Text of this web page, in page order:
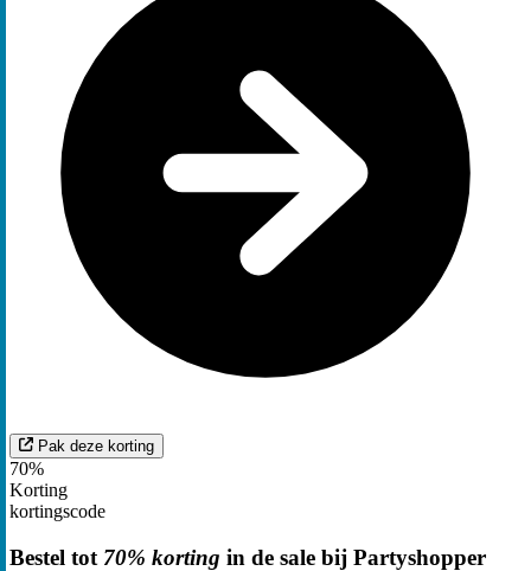
Pak deze korting
70%
Korting
kortingscode
Bestel tot 70% korting in de sale bij Partyshopper